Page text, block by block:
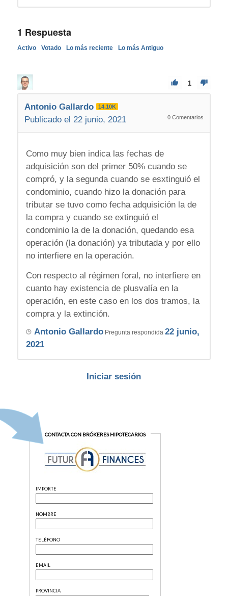
1 Respuesta
Activo Votado Lo más reciente Lo más Antiguo
1
Antonio Gallardo 14.10K
Publicado el 22 junio, 2021 0 Comentarios
Como muy bien indica las fechas de
adquisición son del primer 50% cuando se
compró, y la segunda cuando se esxtinguió el
condominio, cuando hizo la donación para
tributar se tuvo como fecha adquisición la de
la compra y cuando se extinguió el
condominio la de la donación, quedando esa
operación (la donación) ya tributada y por ello
no interfiere en la operación.
Con respecto al régimen foral, no interfiere en
cuanto hay existencia de plusvalía en la
operación, en este caso en los dos tramos, la
compra y la extinción.
Antonio GallardoPregunta respondida 22 junio,
2021
Iniciar sesión